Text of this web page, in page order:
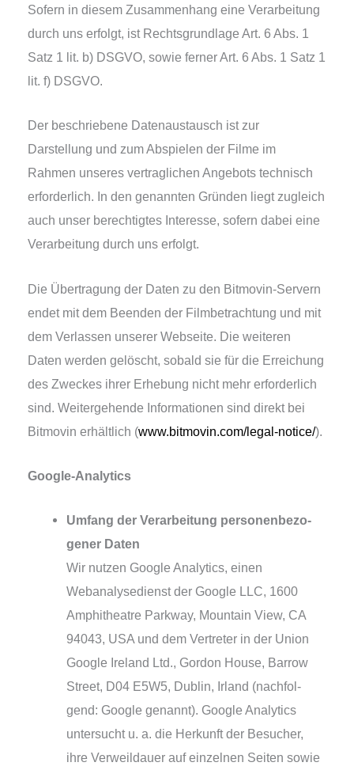
Sofern in die­sem Zusammenhang eine Verarbeitung
durch uns erfolgt, ist Rechtsgrundlage Art. 6 Abs. 1
Satz 1 lit. b) DSGVO, sowie fer­ner Art. 6 Abs. 1 Satz 1
lit. f) DSGVO.
Der beschrie­be­ne Datenaustausch ist zur
Darstellung und zum Abspielen der Filme im
Rahmen unse­res ver­trag­li­chen Angebots tech­nisch
erfor­der­lich. In den genann­ten Gründen liegt zugleich
auch unser berech­tig­tes Interesse, sofern dabei eine
Verarbeitung durch uns erfolgt.
Die Übertragung der Daten zu den Bitmovin-Servern
endet mit dem Beenden der Filmbetrachtung und mit
dem Verlassen unse­rer Webseite. Die wei­te­ren
Daten wer­den gelöscht, sobald sie für die Erreichung
des Zweckes ihrer Erhebung nicht mehr erfor­der­lich
sind. Weitergehende Informationen sind direkt bei
Bitmovin erhält­lich (www.bitmovin.com/legal-notice/).
Google-Analytics
Umfang der Verarbeitung per­so­nen­be­zo­
ge­ner Daten
Wir nut­zen Google Analytics, einen
Webanalysedienst der Google LLC, 1600
Amphitheatre Parkway, Mountain View, CA
94043, USA und dem Vertreter in der Union
Google Ireland Ltd., Gordon House, Barrow
Street, D04 E5W5, Dublin, Irland (nach­fol­
gend: Google genannt). Google Analytics
unter­sucht u. a. die Herkunft der Besucher,
ihre Verweildauer auf ein­zel­nen Seiten sowie